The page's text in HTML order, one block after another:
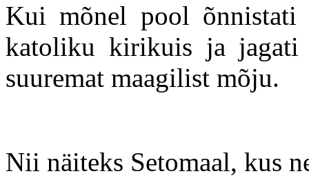
Kui mõnel pool õnnistati
katoliku kirikuis ja jagati
suuremat maagilist mõju.
Nii näiteks Setomaal, kus